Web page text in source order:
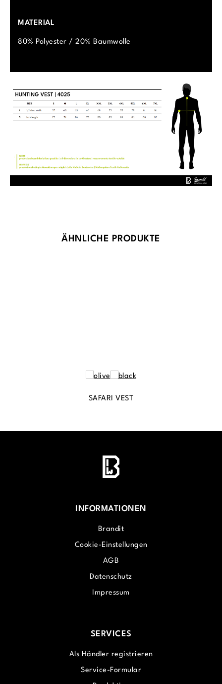
MATERIAL
80% Polyester / 20% Baumwolle
Produktgalerie überspringen
ÄHNLICHE PRODUKTE
SAFARI VEST
INFORMATIONEN
Brandit
Cookie-Einstellungen
AGB
Datenschutz
Impressum
SERVICES
Als Händler registrieren
Service-Formular